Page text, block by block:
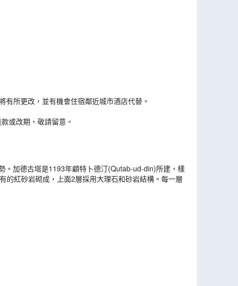
所更改，並有機會住宿鄰近城市酒店代替。
或改期，敬請留意。
。加德古塔是1193年顧特卜德汀(Qutab-ud-din)所建，樣
的紅砂岩砌成，上面2層採用大理石和砂岩結構。每一層